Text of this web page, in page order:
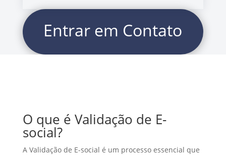
Entrar em Contato
O que é Validação de E-
social?
A Validação de E-social é um processo essencial que